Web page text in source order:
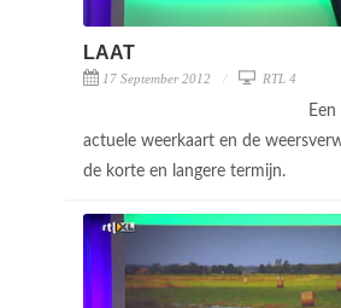
LAAT
17 September 2012 RTL 4
actuele weerkaart en de
de korte en langere termijn.